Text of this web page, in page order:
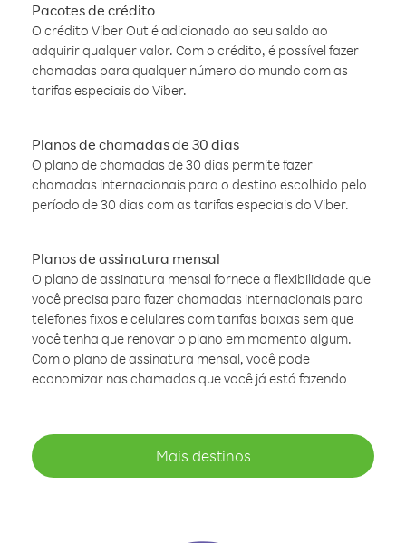
Pacotes de crédito
O crédito Viber Out é adicionado ao seu saldo ao
adquirir qualquer valor. Com o crédito, é possível fazer
chamadas para qualquer número do mundo com as
tarifas especiais do Viber.
Planos de chamadas de 30 dias
O plano de chamadas de 30 dias permite fazer
chamadas internacionais para o destino escolhido pelo
período de 30 dias com as tarifas especiais do Viber.
Planos de assinatura mensal
O plano de assinatura mensal fornece a flexibilidade que
você precisa para fazer chamadas internacionais para
telefones fixos e celulares com tarifas baixas sem que
você tenha que renovar o plano em momento algum.
Com o plano de assinatura mensal, você pode
economizar nas chamadas que você já está fazendo
Mais destinos